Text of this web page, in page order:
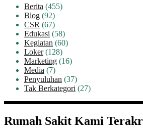
Berita (455)
Blog (92)
CSR (67)
Edukasi (58)
Kegiatan (60)
Loker(128)
Marketing (16)
Media (7)
Penyuluhan (37)
Tak Berkategori (27)
Rumah Sakit Kami